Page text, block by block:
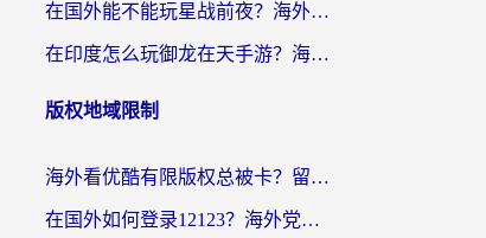
在国外能不能玩星战前夜？海外党国服游戏不卡顿的秘密武器在这里
在印度怎么玩御龙在天手游？海外党畅玩国服的终极生存指南
版权地域限制
海外看优酷有限版权总被卡？留学生亲测有效的回国加速器选择指南
在国外如何登录12123？海外党必备的回国加速实用指南